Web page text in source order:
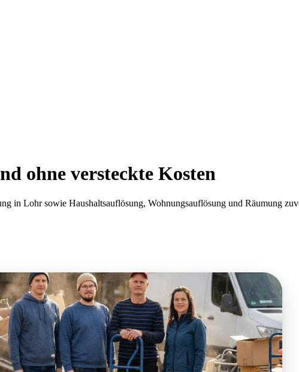
ohne versteckte Kosten
in Lohr sowie Haushaltsauflösung, Wohnungsauflösung und Räumung